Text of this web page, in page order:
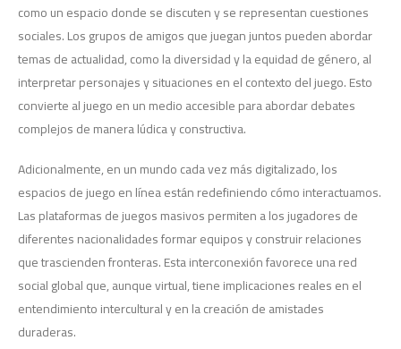
como un espacio donde se discuten y se representan cuestiones
sociales. Los grupos de amigos que juegan juntos pueden abordar
temas de actualidad, como la diversidad y la equidad de género, al
interpretar personajes y situaciones en el contexto del juego. Esto
convierte al juego en un medio accesible para abordar debates
complejos de manera lúdica y constructiva.
Adicionalmente, en un mundo cada vez más digitalizado, los
espacios de juego en línea están redefiniendo cómo interactuamos.
Las plataformas de juegos masivos permiten a los jugadores de
diferentes nacionalidades formar equipos y construir relaciones
que trascienden fronteras. Esta interconexión favorece una red
social global que, aunque virtual, tiene implicaciones reales en el
entendimiento intercultural y en la creación de amistades
duraderas.